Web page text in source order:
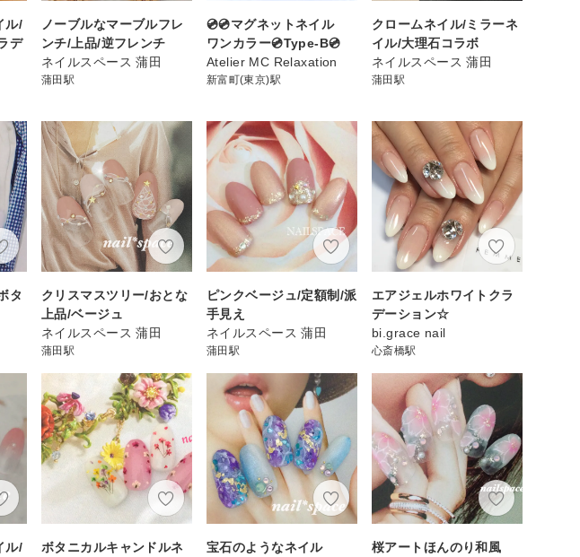
ル/
デ
ノーブルなマーブルフレ
ンチ/上品/逆フレンチ
ネイルスペース 蒲田
蒲田駅
💿💿マグネットネイル
ワンカラー💿Type-B💿
Atelier MC Relaxation
新富町(東京)駅
クロームネイル/ミラーネ
イル/大理石コラボ
ネイルスペース 蒲田
蒲田駅
タ
クリスマスツリー/おとな
上品/ベージュ
ネイルスペース 蒲田
蒲田駅
ピンクベージュ/定額制/派
手見え
ネイルスペース 蒲田
蒲田駅
エアジェルホワイトクラ
デーション☆
bi.grace nail
心斎橋駅
ル/
ボタニカルキャンドルネ
宝石のようなネイル
桜アートほんのり和風